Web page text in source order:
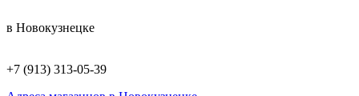
в Новокузнецке
+7 (913) 313-05-39